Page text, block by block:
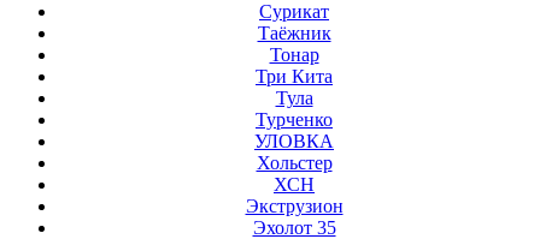
Сурикат
Таёжник
Тонар
Три Кита
Тула
Турченко
УЛОВКА
Хольстер
ХСН
Экструзион
Эхолот 35